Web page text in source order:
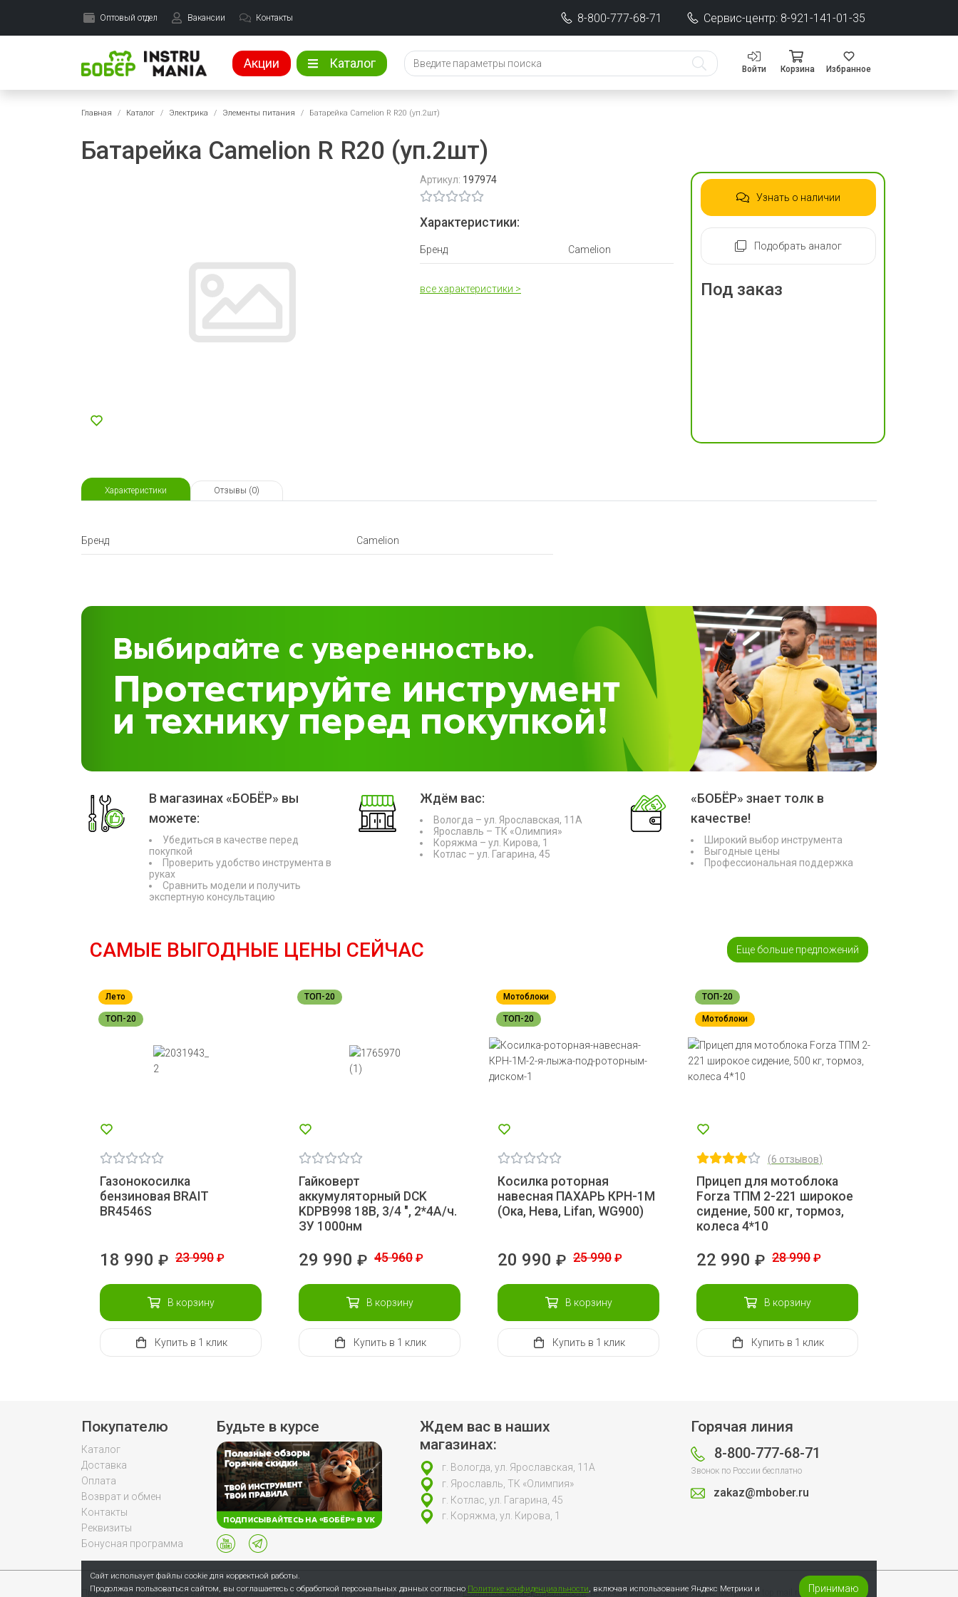
Оптовый отдел Вакансии Контакты 8-800-777-68-71 Сервис-центр: 8-921-141-01-35
Акции Каталог Войти Корзина Избранное
Главная Каталог Электрика Элементы питания Батарейка Camelion R R20 (уп.2шт)
Батарейка Camelion R R20 (уп.2шт)
Артикул: 197974
Характеристики:
Бренд Camelion
все характеристики >
Узнать о наличии
Подобрать аналог
Под заказ
Характеристики Отзывы (0)
Бренд Camelion
В магазинах «БОБЁР» вы
можете:
Убедиться в качестве перед
покупкой
Проверить удобство инструмента в
руках
Сравнить модели и получить
экспертную консультацию
Ждём вас:
Вологда – ул. Ярославская, 11А
Ярославль – ТК «Олимпия»
Коряжма – ул. Кирова, 1
Котлас – ул. Гагарина, 45
«БОБЁР» знает толк в
качестве!
Широкий выбор инструмента
Выгодные цены
Профессиональная поддержка
САМЫЕ ВЫГОДНЫЕ ЦЕНЫ СЕЙЧАС Еще больше предложений
Лето
ТОП-20
Газонокосилка
бензиновая BRAIT
BR4546S
18 990 ₽ 23 990 ₽
В корзину
Купить в 1 клик
ТОП-20
Гайковерт
аккумуляторный DCK
KDPB998 18В, 3/4 ", 2*4А/ч.
ЗУ 1000нм
29 990 ₽ 45 960 ₽
В корзину
Купить в 1 клик
Мотоблоки
ТОП-20
Косилка роторная
навесная ПАХАРЬ КРН-1М
(Ока, Нева, Lifan, WG900)
20 990 ₽ 25 990 ₽
В корзину
Купить в 1 клик
ТОП-20
Мотоблоки
(6 отзывов)
Прицеп для мотоблока
Forza ТПМ 2-221 широкое
сидение, 500 кг, тормоз,
колеса 4*10
22 990 ₽ 28 990 ₽
В корзину
Купить в 1 клик
Сайт использует файлы cookie для корректной работы.
Продолжая пользоваться сайтом, вы соглашаетесь с обработкой персональных данных согласно Политике конфиденциальности, включая использование Яндекс Метрики и
Принимаю
Покупателю
Каталог
Доставка
Оплата
Возврат и обмен
Контакты
Реквизиты
Бонусная программа
Будьте в курсе
Горячая линия
8-800-777-68-71
Звонок по России бесплатно
zakaz@mbober.ru
Ждем вас в наших
магазинах:
г. Вологда, ул. Ярославская, 11А
г. Ярославль, ТК «Олимпия»
г. Котлас, ул. Гагарина, 45
г. Коряжма, ул. Кирова, 1
Продолжая пользоваться сайтом, вы соглашаетесь с обработкой персональных данных согласноПолитике конфиденциальности, включая использование Яндекс Метрики и top.mail.ru.